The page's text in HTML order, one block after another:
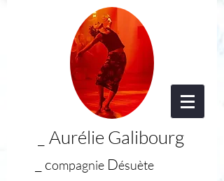
Aurélie Galibourg
compagnie Désuète